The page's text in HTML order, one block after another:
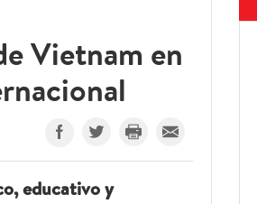
Vietnam en
educativo y